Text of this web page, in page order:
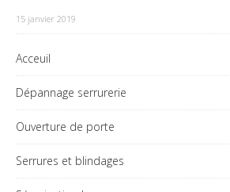
15 janvier 2019
Acceuil
Dépannage serrurerie
Ouverture de porte
Serrures et blindages